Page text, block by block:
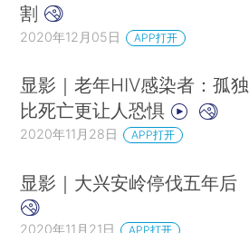
割
2020年12月05日 APP打开
显影｜老年HIV感染者：孤独
比死亡更让人恐惧
2020年11月28日 APP打开
显影｜大兴安岭停伐五年后
2020年11月21日 APP打开